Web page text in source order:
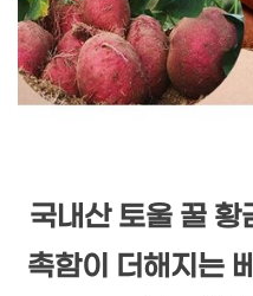
국내산 토울 꿀 황
촉함이 더해지는